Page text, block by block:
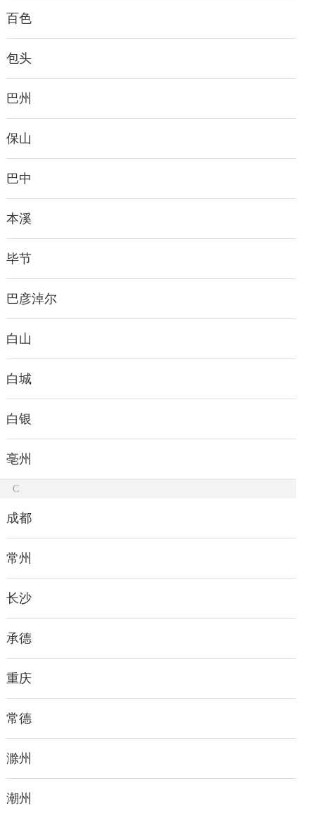
百色
包头
巴州
保山
巴中
本溪
毕节
巴彦淖尔
白山
白城
白银
亳州
C
成都
常州
长沙
承德
重庆
常德
滁州
潮州